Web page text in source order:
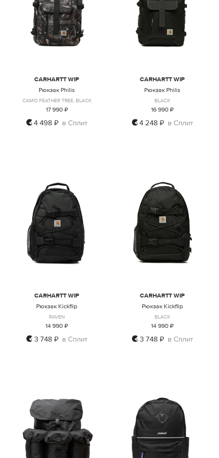
ONE SIZE
CARHARTT WIP
Рюкзак Philis
CAMO FEATHER TREE, BLACK
17 990 ₽
4 498 ₽ в Сплит ONE SIZE
CARHARTT WIP
Рюкзак Philis
BLACK
16 990 ₽
4 248 ₽ в Сплит
ONE SIZE
CARHARTT WIP
Рюкзак Kickflip
RAVEN
14 990 ₽
3 748 ₽ в Сплит ONE SIZE
CARHARTT WIP
Рюкзак Kickflip
BLACK
14 990 ₽
3 748 ₽ в Сплит